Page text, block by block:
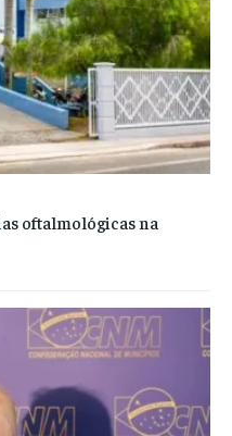
oftalmológicas na